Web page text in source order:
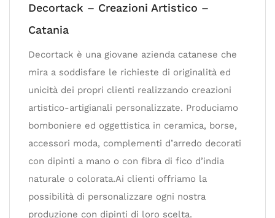
Decortack – Creazioni Artistico –
Catania
Decortack è una giovane azienda catanese che
mira a soddisfare le richieste di originalità ed
unicità dei propri clienti realizzando creazioni
artistico-artigianali personalizzate. Produciamo
bomboniere ed oggettistica in ceramica, borse,
accessori moda, complementi d’arredo decorati
con dipinti a mano o con fibra di fico d’india
naturale o colorata.Ai clienti offriamo la
possibilità di personalizzare ogni nostra
produzione con dipinti di loro scelta.